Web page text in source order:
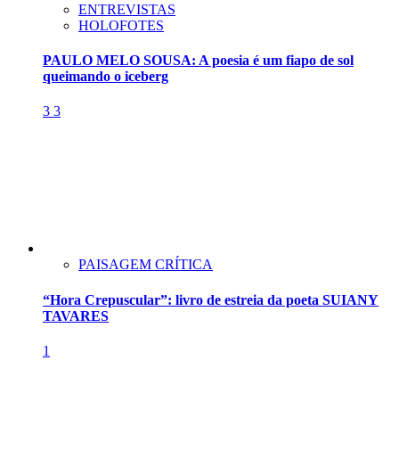
ENTREVISTAS
HOLOFOTES
PAULO MELO SOUSA: A poesia é um fiapo de sol
queimando o iceberg
3 3
PAISAGEM CRÍTICA
“Hora Crepuscular”: livro de estreia da poeta SUIANY
TAVARES
1